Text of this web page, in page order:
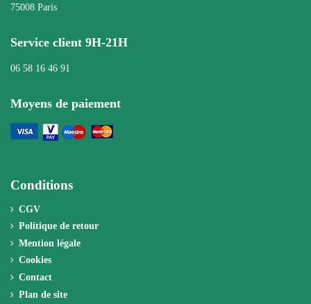
75008 Paris
Service client 9H-21H
06 58 16 46 91
Moyens de paiement
Conditions
CGV
Politique de retour
Mention légale
Cookies
Contact
Plan de site